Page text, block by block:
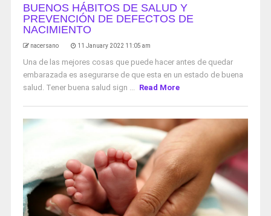
BUENOS HÁBITOS DE SALUD Y
PREVENCIÓN DE DEFECTOS DE
NACIMIENTO
nacersano 11 January 2022 11:05 am
Una de las mejores cosas que puede hacer antes de quedar
embarazada es asegurarse de que esta en un estado de buena
salud. Tener buena salud sign ... Read More